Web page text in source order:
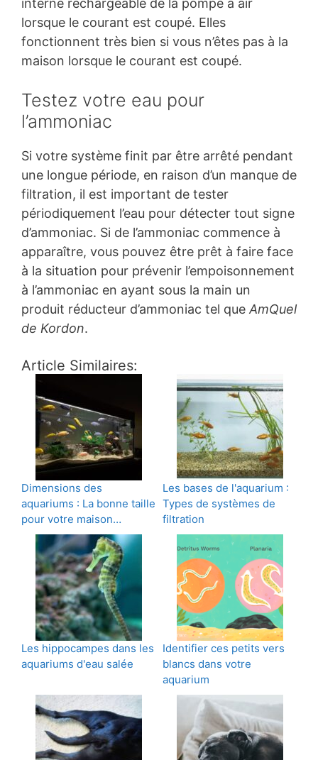
interne rechargeable de la pompe à air
lorsque le courant est coupé. Elles
fonctionnent très bien si vous n’êtes pas à la
maison lorsque le courant est coupé.
Testez votre eau pour
l’ammoniac
Si votre système finit par être arrêté pendant
une longue période, en raison d’un manque de
filtration, il est important de tester
périodiquement l’eau pour détecter tout signe
d’ammoniac. Si de l’ammoniac commence à
apparaître, vous pouvez être prêt à faire face
à la situation pour prévenir l’empoisonnement
à l’ammoniac en ayant sous la main un
produit réducteur d’ammoniac tel que AmQuel
de Kordon.
Article Similaires:
Dimensions des
aquariums : La bonne taille
pour votre maison…
Les bases de l'aquarium :
Types de systèmes de
filtration
Les hippocampes dans les
aquariums d'eau salée
Identifier ces petits vers
blancs dans votre
aquarium